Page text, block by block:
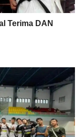
Terima DAN